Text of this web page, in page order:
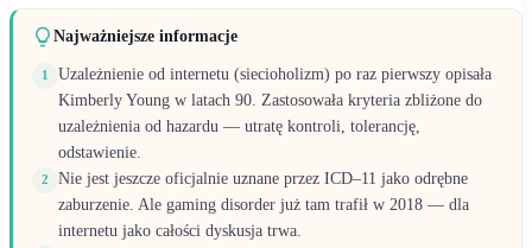
Najważniejsze informacje
1
Uzależnienie od internetu (siecioholizm) po raz pierwszy opisała
Kimberly Young w latach 90. Zastosowała kryteria zbliżone do
uzależnienia od hazardu — utratę kontroli, tolerancję,
odstawienie.
2
Nie jest jeszcze oficjalnie uznane przez ICD–11 jako odrębne
zaburzenie. Ale gaming disorder już tam trafił w 2018 — dla
internetu jako całości dyskusja trwa.